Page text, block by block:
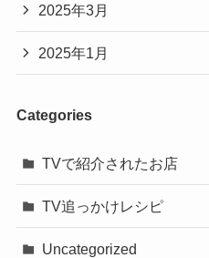
2025年3月
2025年1月
Categories
TVで紹介されたお店
TV追っかけレシピ
Uncategorized